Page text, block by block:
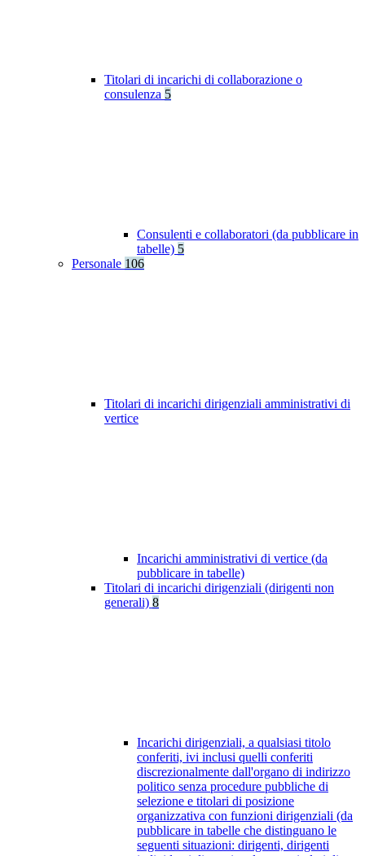
Titolari di incarichi di collaborazione o
consulenza 5
Consulenti e collaboratori (da pubblicare in
tabelle) 5
Personale 106
Titolari di incarichi dirigenziali amministrativi di
vertice
Incarichi amministrativi di vertice (da
pubblicare in tabelle)
Titolari di incarichi dirigenziali (dirigenti non
generali) 8
Incarichi dirigenziali, a qualsiasi titolo
conferiti, ivi inclusi quelli conferiti
discrezionalmente dall'organo di indirizzo
politico senza procedure pubbliche di
selezione e titolari di posizione
organizzativa con funzioni dirigenziali (da
pubblicare in tabelle che distinguano le
seguenti situazioni: dirigenti, dirigenti